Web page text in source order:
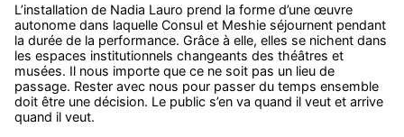
L’installation de Nadia Lauro prend la forme d’une œuvre
autonome dans laquelle Consul et Meshie séjournent pendant
la durée de la performance. Grâce à elle, elles se nichent dans
les espaces institutionnels changeants des théâtres et
musées. Il nous importe que ce ne soit pas un lieu de
passage. Rester avec nous pour passer du temps ensemble
doit être une décision. Le public s’en va quand il veut et arrive
quand il veut.